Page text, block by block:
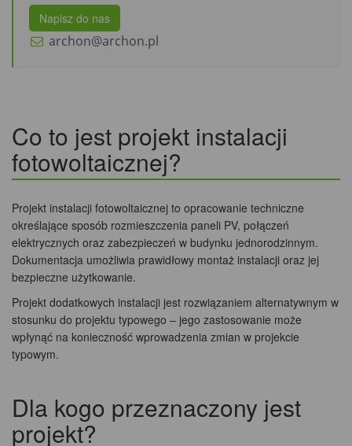
Napisz do nas
archon@archon.pl
Co to jest projekt instalacji
fotowoltaicznej?
Projekt instalacji fotowoltaicznej to opracowanie techniczne
określające sposób rozmieszczenia paneli PV, połączeń
elektrycznych oraz zabezpieczeń w budynku jednorodzinnym.
Dokumentacja umożliwia prawidłowy montaż instalacji oraz jej
bezpieczne użytkowanie.
Projekt dodatkowych instalacji jest rozwiązaniem alternatywnym w
stosunku do projektu typowego – jego zastosowanie może
wpłynąć na konieczność wprowadzenia zmian w projekcie
typowym.
Dla kogo przeznaczony jest
projekt?